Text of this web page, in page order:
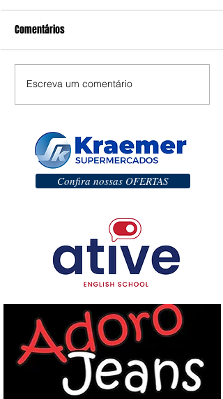
Comentários
Escreva um comentário
Confira nossas OFERTAS